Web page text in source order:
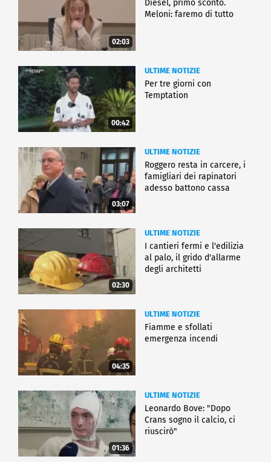
02:03
Diesel, primo sconto.
Meloni: faremo di tutto
00:42
ULTIME NOTIZIE
Per tre giorni con
Temptation
03:07
ULTIME NOTIZIE
Roggero resta in carcere, i
famigliari dei rapinatori
adesso battono cassa
02:30
ULTIME NOTIZIE
I cantieri fermi e l'edilizia
al palo, il grido d'allarme
degli architetti
04:35
ULTIME NOTIZIE
Fiamme e sfollati
emergenza incendi
01:36
ULTIME NOTIZIE
Leonardo Bove: "Dopo
Crans sogno il calcio, ci
riuscirò"